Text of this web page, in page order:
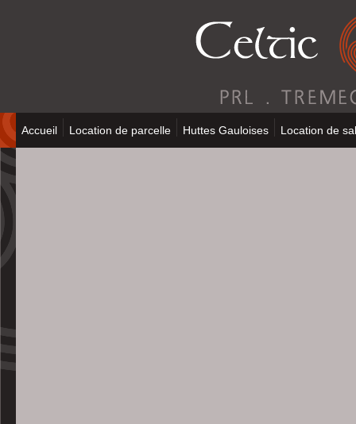
Accueil Location de parcelle Huttes Gauloises Location de